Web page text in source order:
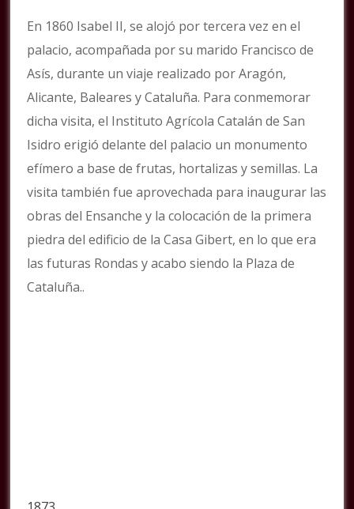
En 1860 Isabel II, se alojó por tercera vez en el
palacio, acompañada por su marido Francisco de
Asís, durante un viaje realizado por Aragón,
Alicante, Baleares y Cataluña. Para conmemorar
dicha visita, el Instituto Agrícola Catalán de San
Isidro erigió delante del palacio un monumento
efímero a base de frutas, hortalizas y semillas. La
visita también fue aprovechada para inaugurar las
obras del Ensanche y la colocación de la primera
piedra del edificio de la Casa Gibert, en lo que era
las futuras Rondas y acabo siendo la Plaza de
Cataluña..